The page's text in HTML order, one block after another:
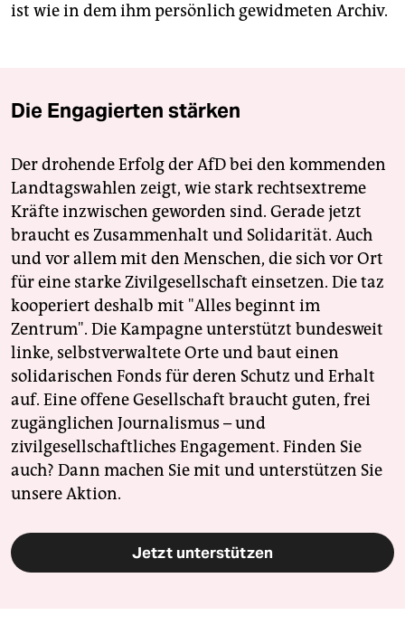
ist wie in dem ihm persönlich gewidmeten Archiv.
Die Engagierten stärken
Der drohende Erfolg der AfD bei den kommenden
Landtagswahlen zeigt, wie stark rechtsextreme
Kräfte inzwischen geworden sind. Gerade jetzt
braucht es Zusammenhalt und Solidarität. Auch
und vor allem mit den Menschen, die sich vor Ort
für eine starke Zivilgesellschaft einsetzen. Die taz
kooperiert deshalb mit "Alles beginnt im
Zentrum". Die Kampagne unterstützt bundesweit
linke, selbstverwaltete Orte und baut einen
solidarischen Fonds für deren Schutz und Erhalt
auf. Eine offene Gesellschaft braucht guten, frei
zugänglichen Journalismus – und
zivilgesellschaftliches Engagement. Finden Sie
auch? Dann machen Sie mit und unterstützen Sie
unsere Aktion.
Jetzt unterstützen